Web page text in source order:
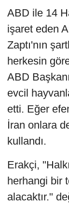
ABD ile 14
işaret eden
Zaptı'nın
herkesin
ABD
evcil
etti. Eğer
İran onlara
kullandı.
Erakçi,
herhangi bir
alacaktır."